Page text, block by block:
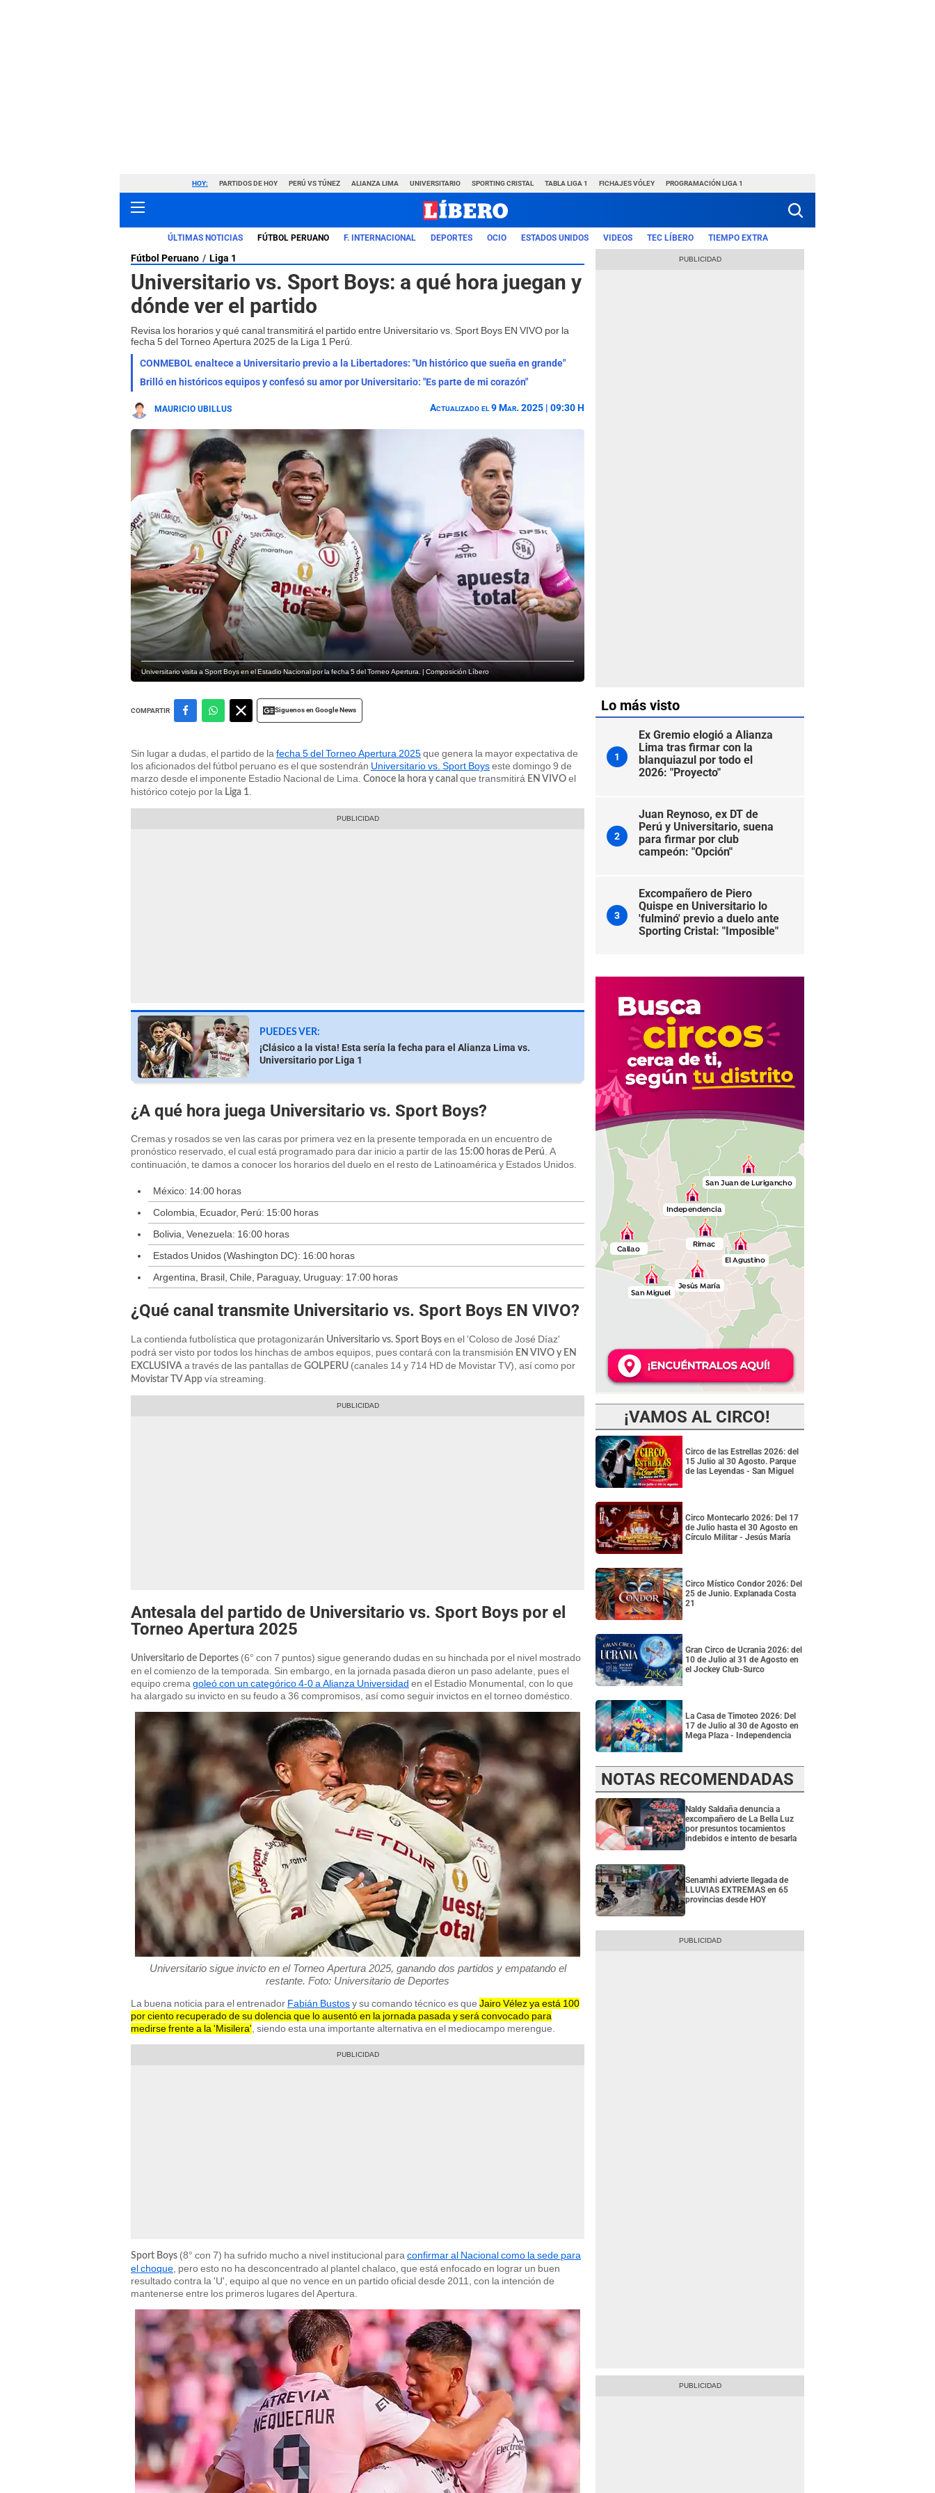
HOY: PARTIDOS DE HOY PERÚ VS TÚNEZ ALIANZA LIMA UNIVERSITARIO SPORTING CRISTAL TABLA LIGA 1 FICHAJES VÓLEY PROGRAMACIÓN LIGA 1
ÚLTIMAS NOTICIAS FÚTBOL PERUANO F. INTERNACIONAL DEPORTES OCIO ESTADOS UNIDOS VIDEOS TEC LÍBERO TIEMPO EXTRA
Fútbol Peruano Liga 1
Universitario vs. Sport Boys: a qué hora juegan y
dónde ver el partido
Revisa los horarios y qué canal transmitirá el partido entre Universitario vs. Sport Boys EN VIVO por la
fecha 5 del Torneo Apertura 2025 de la Liga 1 Perú.
CONMEBOL enaltece a Universitario previo a la Libertadores: "Un histórico que sueña en grande"
Brilló en históricos equipos y confesó su amor por Universitario: "Es parte de mi corazón"
MAURICIO UBILLUS Actualizado el 9 Mar. 2025 | 09:30 H
Universitario visita a Sport Boys en el Estadio Nacional por la fecha 5 del Torneo Apertura. | Composición Líbero
COMPARTIR Siguenos en Google News
Sin lugar a dudas, el partido de la fecha 5 del Torneo Apertura 2025que genera la mayor expectativa de
los aficionados del fútbol peruano es el que sostendrán Universitario vs. Sport Boyseste domingo 9 de
marzo desde el imponente Estadio Nacional de Lima. Conoce la hora y canal que transmitirá EN VIVO el
histórico cotejo por la Liga 1
PUEDES VER:
¡Clásico a la vista! Esta sería la fecha para el Alianza Lima vs.
Universitario por Liga 1
¿A qué hora juega Universitario vs. Sport Boys?
Cremas y rosados se ven las caras por primera vez en la presente temporada en un encuentro de
pronóstico reservado, el cual está programado para dar inicio a partir de las 15:00 horas de Perú. A
continuación, te damos a conocer los horarios del duelo en el resto de Latinoamérica y Estados Unidos.
México: 14:00 horas
Colombia, Ecuador, Perú: 15:00 horas
Bolivia, Venezuela: 16:00 horas
Estados Unidos (Washington DC): 16:00 horas
Argentina, Brasil, Chile, Paraguay, Uruguay: 17:00 horas
¿Qué canal transmite Universitario vs. Sport Boys EN VIVO?
La contienda futbolística que protagonizarán Universitario vs. Sport Boys en el 'Coloso de José Díaz'
podrá ser visto por todos los hinchas de ambos equipos, pues contará con la transmisión EN VIVO y EN
EXCLUSIVA a través de las pantallas de GOLPERU (canales 14 y 714 HD de Movistar TV), así como por
Movistar TV App vía streaming.
Antesala del partido de Universitario vs. Sport Boys por el
Torneo Apertura 2025
Universitario de Deportes (6° con 7 puntos) sigue generando dudas en su hinchada por el nivel mostrado
en el comienzo de la temporada. Sin embargo, en la jornada pasada dieron un paso adelante, pues el
equipo crema goleó con un categórico 4-0 a Alianza Universidad en el Estadio Monumental, con lo que
ha alargado su invicto en su feudo a 36 compromisos, así como seguir invictos en el torneo doméstico.
Universitario sigue invicto en el Torneo Apertura 2025, ganando dos partidos y empatando el
restante. Foto: Universitario de Deportes
La buena noticia para el entrenador Fabián Bustosy su comando técnico es que Jairo Vélez ya está 100
por ciento recuperado de su dolencia que lo ausentó en la jornada pasada y será convocado para
medirse frente a la 'Misilera' , siendo esta una importante alternativa en el mediocampo merengue.
Sport Boys (8° con 7) ha sufrido mucho a nivel institucional para confirmar al Nacional como la sede para
el choque , pero esto no ha desconcentrado al plantel chalaco, que está enfocado en lograr un buen
resultado contra la 'U', equipo al que no vence en un partido oficial desde 2011, con la intención de
mantenerse entre los primeros lugares del Apertura.
Lo más visto
1
Ex Gremio elogió a Alianza
Lima tras firmar con la
blanquiazul por todo el
2026: "Proyecto"
2
Juan Reynoso, ex DT de
Perú y Universitario, suena
para firmar por club
campeón: "Opción"
3
Excompañero de Piero
Quispe en Universitario lo
'fulminó' previo a duelo ante
Sporting Cristal: "Imposible"
¡VAMOS AL CIRCO!
Circo de las Estrellas 2026: del
15 Julio al 30 Agosto. Parque
de las Leyendas - San Miguel
Circo Montecarlo 2026: Del 17
de Julio hasta el 30 Agosto en
Círculo Militar - Jesús María
Circo Místico Condor 2026: Del
25 de Junio. Explanada Costa
21
Gran Circo de Ucrania 2026: del
10 de Julio al 31 de Agosto en
el Jockey Club-Surco
La Casa de Timoteo 2026: Del
17 de Julio al 30 de Agosto en
Mega Plaza - Independencia
NOTAS RECOMENDADAS
Naldy Saldaña denuncia a
excompañero de La Bella Luz
por presuntos tocamientos
indebidos e intento de besarla
Senamhi advierte llegada de
LLUVIAS EXTREMAS en 65
provincias desde HOY